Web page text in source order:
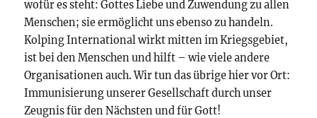
wofür es steht: Gottes Liebe und Zuwendung zu allen
Menschen; sie ermöglicht uns ebenso zu handeln.
Kolping International wirkt mitten im Kriegsgebiet,
ist bei den Menschen und hilft – wie viele andere
Organisationen auch. Wir tun das übrige hier vor Ort:
Immunisierung unserer Gesellschaft durch unser
Zeugnis für den Nächsten und für Gott!